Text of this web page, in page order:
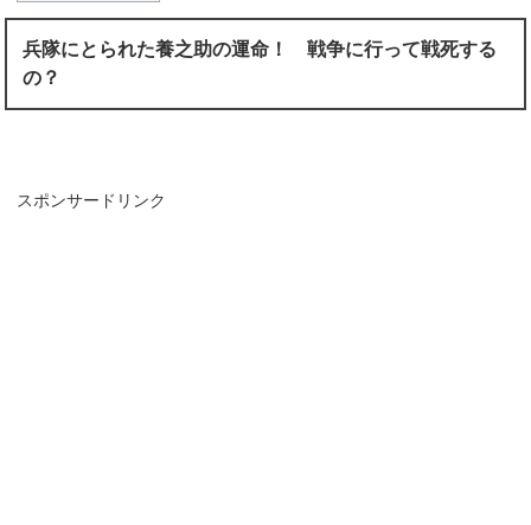
兵隊にとられた養之助の運命！ 戦争に行って戦死する
の？
スポンサードリンク